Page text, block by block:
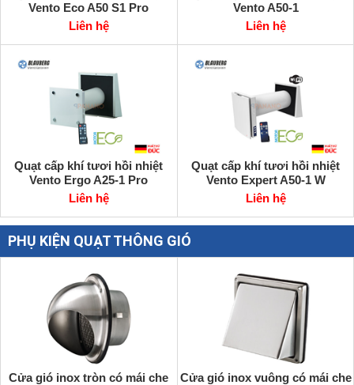
Vento Eco A50 S1 Pro
Liên hệ
Vento A50-1
Liên hệ
Quạt cấp khí tươi hồi nhiệt
Vento Ergo A25-1 Pro
Liên hệ
Quạt cấp khí tươi hồi nhiệt
Vento Expert A50-1 W
Liên hệ
PHỤ KIỆN QUẠT THÔNG GIÓ
Cửa gió inox tròn có mái che
Cửa gió inox vuông có mái che